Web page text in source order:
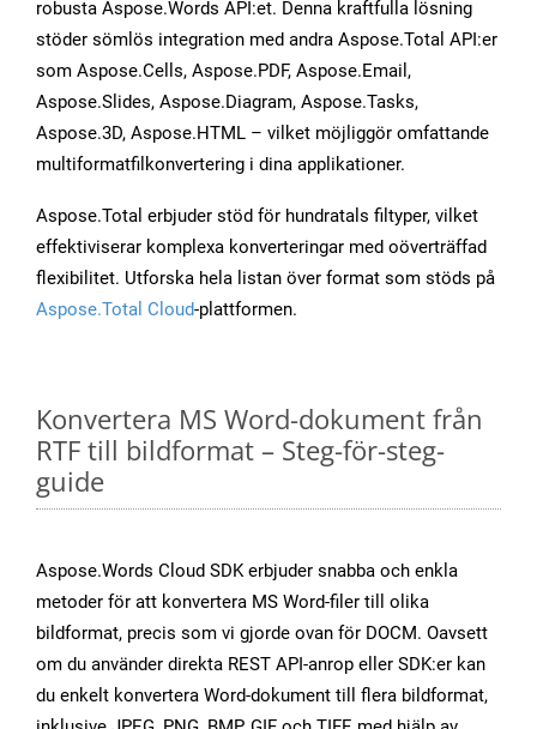
robusta Aspose.Words API:et. Denna kraftfulla lösning
stöder sömlös integration med andra Aspose.Total API:er
som Aspose.Cells, Aspose.PDF, Aspose.Email,
Aspose.Slides, Aspose.Diagram, Aspose.Tasks,
Aspose.3D, Aspose.HTML – vilket möjliggör omfattande
multiformatfilkonvertering i dina applikationer.
Aspose.Total erbjuder stöd för hundratals filtyper, vilket
effektiviserar komplexa konverteringar med oöverträffad
flexibilitet. Utforska hela listan över format som stöds på
Aspose.Total Cloud-plattformen.
Konvertera MS Word-dokument från
RTF till bildformat – Steg-för-steg-
guide
Aspose.Words Cloud SDK erbjuder snabba och enkla
metoder för att konvertera MS Word-filer till olika
bildformat, precis som vi gjorde ovan för DOCM. Oavsett
om du använder direkta REST API-anrop eller SDK:er kan
du enkelt konvertera Word-dokument till flera bildformat,